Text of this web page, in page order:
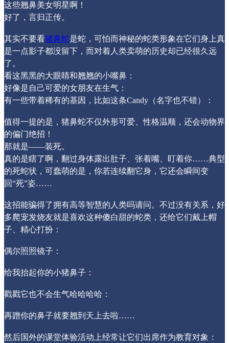
这些翘鼻美女明星啊！
好了，言归正传。
其实不要看猪鼻蛇是蛇，可怕而神秘的蛇类形象在它们身上真
是一点影子都没留下，而对着人类卖萌的历史却已经很久远
了。
看这黑黑的大眼睛和翘翘的小嘴鼻：
好像是自己可爱的女朋友在生气 ：
有一些带着稀有的基因，比如这条Candy（名字也不错）：
值得一提的是，猪鼻蛇不仅外形可爱、性格温顺，还会动物界
的偏门绝招！
那就是——装死。
真的是瞎了啊，翻过身体露出肚子、张着嘴、盯着你……典型
的死蛇状，可蠢萌的是，你若连续翻它身，它还会瞬间变
回“死”姿……
这招能骗得了拥有高等智慧的人类吗请问。不过没有关系，好
多爬宠发烧友就是喜欢这种傻白甜的蛇类，还给它们戴上帽
子、精心打扮：
偶尔照照镜子：
给我抬起你的小猪鼻子：
戳戳它也不会生气哈哈哈哈：
再蹭你的鼻子就要翘到天上去啦……
然后国外的课堂体验活动上经常让它们出席作为教育对象：